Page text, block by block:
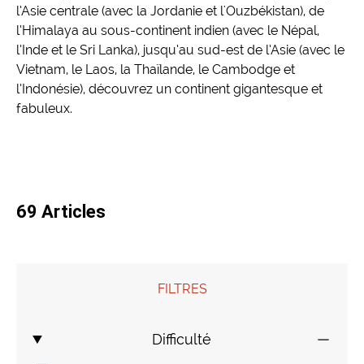
l’Asie centrale (avec la Jordanie et l'Ouzbékistan), de
l’Himalaya au sous-continent indien (avec le Népal,
l’Inde et le Sri Lanka), jusqu’au sud-est de l’Asie (avec le
Vietnam, le Laos, la Thaïlande, le Cambodge et
l’Indonésie), découvrez un continent gigantesque et
fabuleux.
69 Articles
FILTRES
Difficulté
Mongolie
Laos
Finlande
Colombie
Voyages de Noces
Voyages pour jeunes